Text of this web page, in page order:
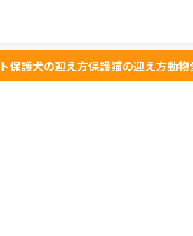
保護犬の迎え方保護猫の迎え方動物